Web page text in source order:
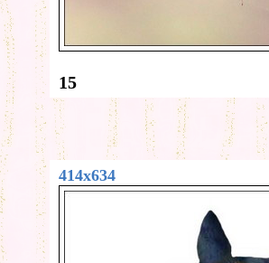
15
414x634